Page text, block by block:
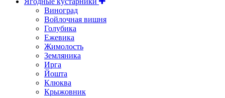
Виноград
Войлочная вишня
Голубика
Ежевика
Жимолость
Земляника
Ирга
Йошта
Клюква
Крыжовник